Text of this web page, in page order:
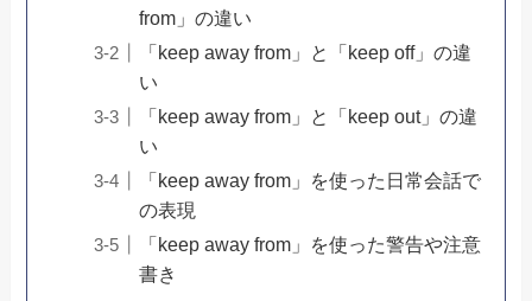
from」の違い
「keep away from」と「keep off」の違
い
「keep away from」と「keep out」の違
い
「keep away from」を使った日常会話で
の表現
「keep away from」を使った警告や注意
書き